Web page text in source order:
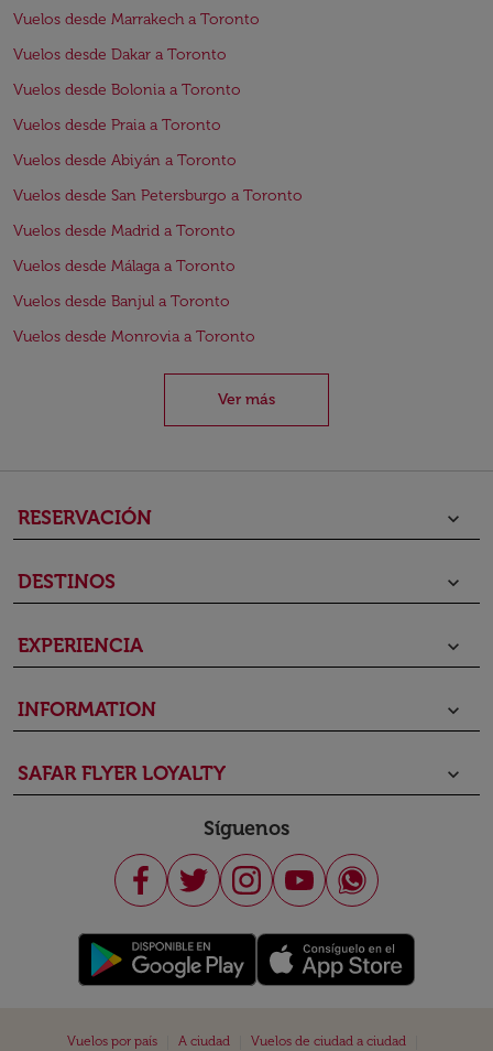
Vuelos desde Marrakech a Toronto
Vuelos desde Dakar a Toronto
Vuelos desde Bolonia a Toronto
Vuelos desde Praia a Toronto
Vuelos desde Abiyán a Toronto
Vuelos desde San Petersburgo a Toronto
Vuelos desde Madrid a Toronto
Vuelos desde Málaga a Toronto
Vuelos desde Banjul a Toronto
Vuelos desde Monrovia a Toronto
Ver más
RESERVACIÓN keyboard_arrow_down
DESTINOS keyboard_arrow_down
EXPERIENCIA keyboard_arrow_down
INFORMATION keyboard_arrow_down
SAFAR FLYER LOYALTY keyboard_arrow_down
Síguenos
Vuelos por país A ciudad Vuelos de ciudad a ciudad